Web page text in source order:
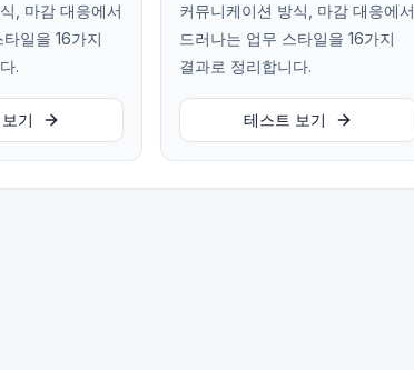
, 마감 대응에서
일을 16가지
.
기
커뮤니케이션 방식, 마감 대응에서
드러나는 업무 스타일을 16가지
결과로 정리합니다.
테스트 보기